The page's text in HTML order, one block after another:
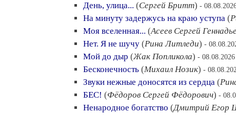
День, улица... (Сергей Бритт) -
На минуту задержусь на краю уступа (
Моя вселенная... (Асеев Сергей
Нет. Я не шучу (Рина Литледи) -
Мой до дыр (Жак Попликола) -
Бесконечность (Михаил Нозик) -
Звуки нежные доносятся из сердца (
БЕС! (Фёдоров Сергей Фёдорович) -
Ненародное богатство (Дмитрий Егор